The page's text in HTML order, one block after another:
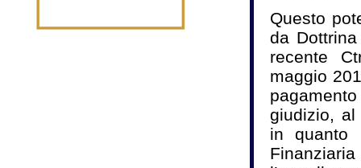
Questo
da
recente
maggio
giudizio, al
in quanto